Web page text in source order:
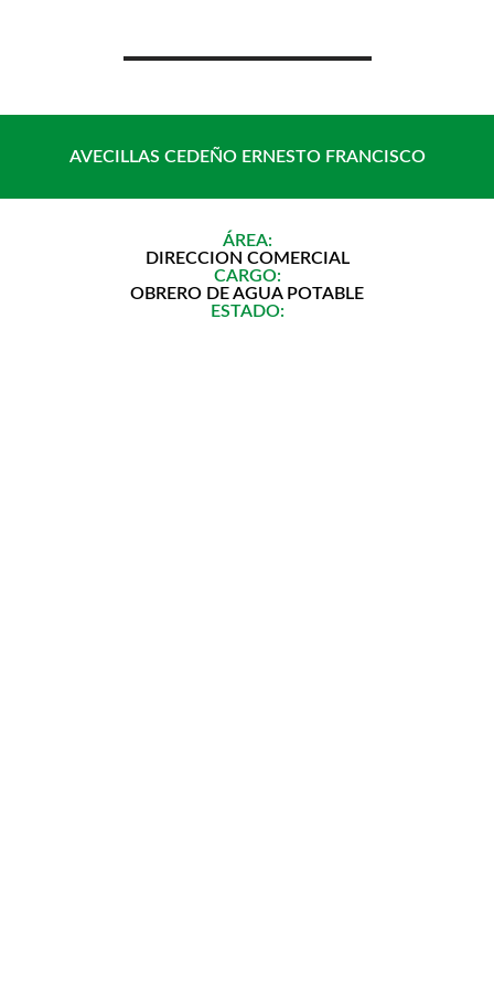
contenido
AVECILLAS CEDEÑO ERNESTO FRANCISCO
ÁREA:
DIRECCION COMERCIAL
CARGO:
OBRERO DE AGUA POTABLE
ESTADO: